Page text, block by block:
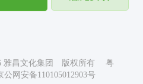
雅昌文化集团 版权所有 粤
网安备110105012903号